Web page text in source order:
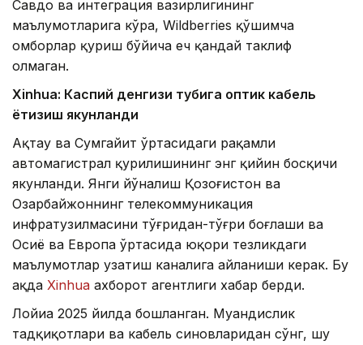
Савдо ва интеграция вазирлигининг
маълумотларига кўра, Wildberries қўшимча
омборлар қуриш бўйича ҳеч қандай таклиф
олмаган.
Xinhuа: Каспий денгизи тубига оптик кабель
ётқизиш якунланди
Ақтау ва Сумгайит ўртасидаги рақамли
автомагистрал қурилишининг энг қийин босқичи
якунланди. Янги йўналиш Қозоғистон ва
Озарбайжоннинг телекоммуникация
инфратузилмасини тўғридан-тўғри боғлаши ва
Осиё ва Европа ўртасида юқори тезликдаги
маълумотлар узатиш каналига айланиши керак. Бу
ҳақда Xinhua ахборот агентлиги хабар берди.
Лойиҳа 2025 йилда бошланган. Муҳандислик
тадқиқотлари ва кабель синовларидан сўнг, шу